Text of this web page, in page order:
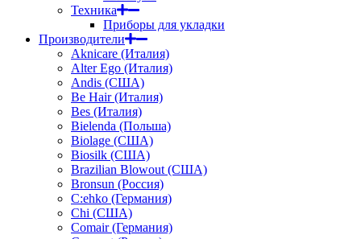
Техника
Приборы для укладки
Производители
Aknicare (Италия)
Alter Ego (Италия)
Andis (США)
Be Hair (Италия)
Bes (Италия)
Bielenda (Польша)
Biolage (США)
Biosilk (США)
Brazilian Blowout (США)
Bronsun (Россия)
C:ehko (Германия)
Chi (США)
Comair (Германия)